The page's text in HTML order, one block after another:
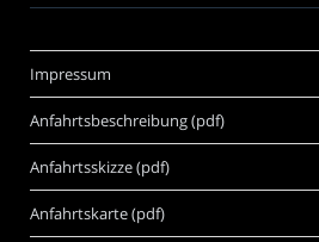
Impressum
Anfahrtsbeschreibung (pdf)
Anfahrtsskizze (pdf)
Anfahrtskarte (pdf)